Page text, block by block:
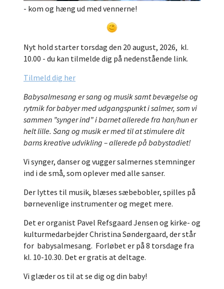
- kom og hæng ud med vennerne!
Nyt hold starter torsdag den 20 august, 2026, kl.
10.00 - du kan tilmelde dig på nedenstående link.
Tilmeld dig her
Babysalmesang er sang og musik samt bevægelse og
rytmik for babyer med udgangspunkt i salmer, som vi
sammen ”synger ind” i barnet allerede fra han/hun er
helt lille. Sang og musik er med til at stimulere dit
barns kreative udvikling – allerede på babystadiet!
Vi synger, danser og vugger salmernes stemninger
ind i de små, som oplever med alle sanser.
Der lyttes til musik, blæses sæbebobler, spilles på
børnevenlige instrumenter og meget mere.
Det er organist Pavel Refsgaard Jensen og kirke- og
kulturmedarbejder Christina Søndergaard, der står
for babysalmesang. Forløbet er på 8 torsdage fra
kl. 10-10.30. Det er gratis at deltage.
Vi glæder os til at se dig og din baby!